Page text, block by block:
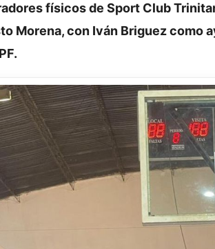
físicos de Sport Club
Morena, con Iván Briguez como